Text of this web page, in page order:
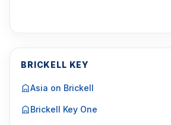
BRICKELL KEY
Asia on Brickell
Brickell Key One